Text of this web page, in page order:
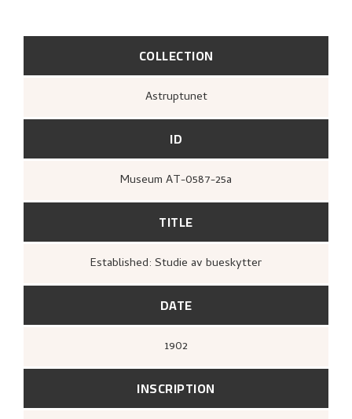
COLLECTION
Astruptunet
ID
Museum AT-0587-25a
TITLE
Established: Studie av bueskytter
DATE
1902
INSCRIPTION